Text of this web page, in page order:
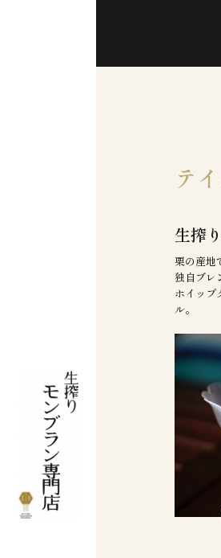
テ
生搾
栗の産地
独自ブレ
ホイップ
ル。